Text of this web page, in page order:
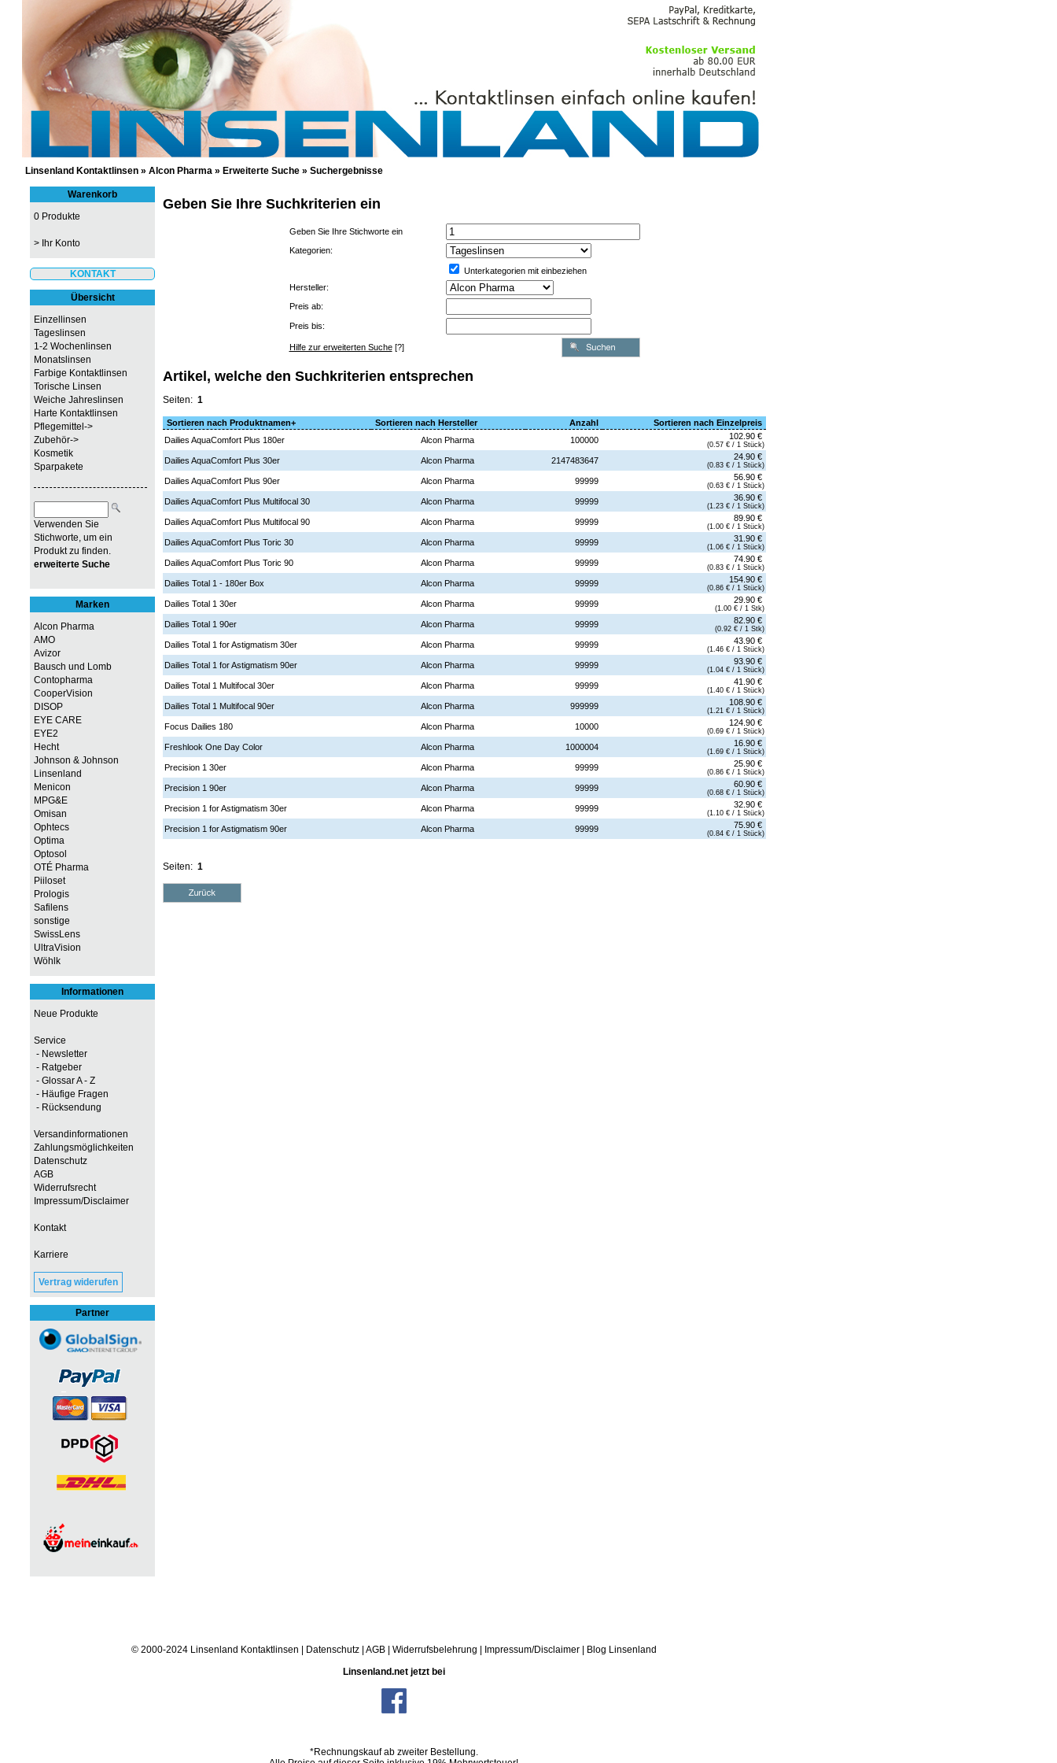
GÜNSTIGE KONTAKTLINSEN UND PFLEGEMITTEL
Linsenland Kontaktlinsen » Alcon Pharma » Erweiterte Suche » Suchergebnisse
Warenkorb
0 Produkte
> Ihr Konto
KONTAKT
Übersicht
Einzellinsen
Tageslinsen
1-2 Wochenlinsen
Monatslinsen
Farbige Kontaktlinsen
Torische Linsen
Weiche Jahreslinsen
Harte Kontaktlinsen
Pflegemittel->
Zubehör->
Kosmetik
Sparpakete
Verwenden Sie
Stichworte, um ein
Produkt zu finden.
erweiterte Suche
Marken
Alcon Pharma
AMO
Avizor
Bausch und Lomb
Contopharma
CooperVision
DISOP
EYE CARE
EYE2
Hecht
Johnson & Johnson
Linsenland
Menicon
MPG&E
Omisan
Ophtecs
Optima
Optosol
OTÉ Pharma
Piiloset
Prologis
Safilens
sonstige
SwissLens
UltraVision
Wöhlk
Informationen
Neue Produkte
Service
- Newsletter
- Ratgeber
- Glossar A - Z
- Häufige Fragen
- Rücksendung
Versandinformationen
Zahlungsmöglichkeiten
Datenschutz
AGB
Widerrufsrecht
Impressum/Disclaimer
Kontakt
Karriere
Vertrag widerufen
Partner
Geben Sie Ihre Suchkriterien ein
Geben Sie Ihre Stichworte ein
Kategorien:
Unterkategorien mit einbeziehen
Hersteller:
Preis ab:
Preis bis:
Hilfe zur erweiterten Suche[?]
Artikel, welche den Suchkriterien entsprechen
Seiten: 1
Sortieren nach Produktnamen+ Sortieren nach Hersteller Anzahl
Sortieren nach Einzelpreis
Dailies AquaComfort Plus 180er
Alcon Pharma 100000 102.90 €
(0.57 € / 1 Stück)
Dailies AquaComfort Plus 30er Alcon Pharma 2147483647 24.90 €
(0.83 € / 1 Stück)
Dailies AquaComfort Plus 90er Alcon Pharma 99999 56.90 €
(0.63 € / 1 Stück)
Dailies AquaComfort Plus Multifocal 30 Alcon Pharma 99999 36.90 €
(1.23 € / 1 Stück)
Dailies AquaComfort Plus Multifocal 90 Alcon Pharma 99999 89.90 €
(1.00 € / 1 Stück)
Dailies AquaComfort Plus Toric 30 Alcon Pharma 99999 31.90 €
(1.06 € / 1 Stück)
Dailies AquaComfort Plus Toric 90 Alcon Pharma 99999 74.90 €
(0.83 € / 1 Stück)
Dailies Total 1 - 180er Box Alcon Pharma 99999 154.90 €
(0.86 € / 1 Stück)
Dailies Total 1 30er Alcon Pharma 99999 29.90 €
(1.00 € / 1 Stk)
Dailies Total 1 90er Alcon Pharma 99999 82.90 €
(0.92 € / 1 Stk)
Dailies Total 1 for Astigmatism 30er Alcon Pharma 99999 43.90 €
(1.46 € / 1 Stück)
Dailies Total 1 for Astigmatism 90er Alcon Pharma 99999 93.90 €
(1.04 € / 1 Stück)
Dailies Total 1 Multifocal 30er Alcon Pharma 99999 41.90 €
(1.40 € / 1 Stück)
Dailies Total 1 Multifocal 90er Alcon Pharma 999999 108.90 €
(1.21 € / 1 Stück)
Focus Dailies 180 Alcon Pharma 10000 124.90 €
(0.69 € / 1 Stück)
Freshlook One Day Color Alcon Pharma 1000004 16.90 €
(1.69 € / 1 Stück)
Precision 1 30er Alcon Pharma 99999 25.90 €
(0.86 € / 1 Stück)
Precision 1 90er Alcon Pharma 99999 60.90 €
(0.68 € / 1 Stück)
Precision 1 for Astigmatism 30er Alcon Pharma 99999 32.90 €
(1.10 € / 1 Stück)
Precision 1 for Astigmatism 90er Alcon Pharma 99999 75.90 €
(0.84 € / 1 Stück)
Seiten: 1
© 2000-2024 Linsenland Kontaktlinsen Datenschutz AGB Widerrufsbelehrung Impressum/Disclaimer
Blog Linsenland
Linsenland.net jetzt bei
*Rechnungskauf ab zweiter Bestellung.